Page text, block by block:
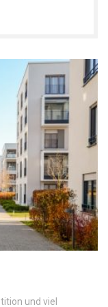
und viel